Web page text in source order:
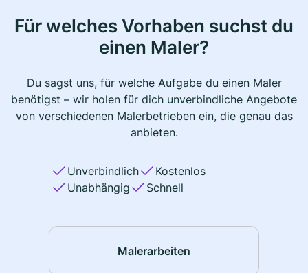
Für welches Vorhaben suchst du
einen Maler?
Du sagst uns, für welche Aufgabe du einen Maler
benötigst – wir holen für dich unverbindliche Angebote
von verschiedenen Malerbetrieben ein, die genau das
anbieten.
Unverbindlich
Kostenlos
Unabhängig
Schnell
Malerarbeiten